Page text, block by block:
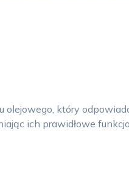
olejowego, który
ich prawidłowe